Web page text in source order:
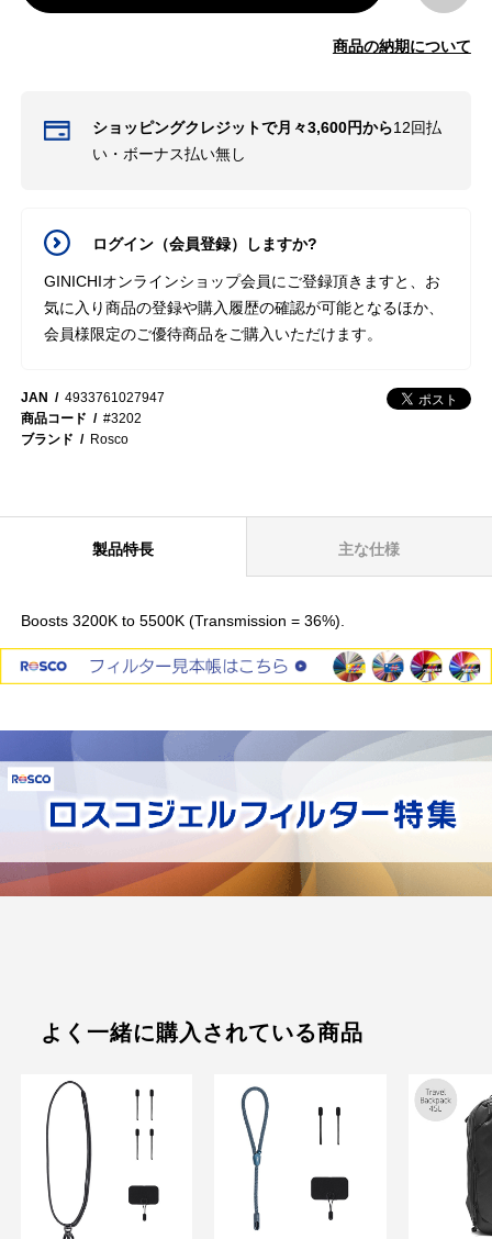
商品の納期について
ショッピングクレジットで月々3,600円から12回払
い・ボーナス払い無し
ログイン（会員登録）しますか?
GINICHIオンラインショップ会員にご登録頂きますと、お
気に入り商品の登録や購入履歴の確認が可能となるほか、
会員様限定のご優待商品をご購入いただけます。
JAN
4933761027947
商品コード
#3202
ブランド
Rosco
製品特長 主な仕様
Boosts 3200K to 5500K (Transmission = 36%).
よく一緒に購入されている商品